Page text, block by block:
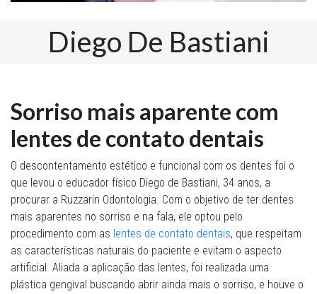
Diego De Bastiani
Sorriso mais aparente com
lentes de contato dentais
O descontentamento estético e funcional com os dentes foi o
que levou o educador físico Diego de Bastiani, 34 anos, a
procurar a Ruzzarin Odontologia. Com o objetivo de ter dentes
mais aparentes no sorriso e na fala, ele optou pelo
procedimento com as lentes de contato dentais, que respeitam
as características naturais do paciente e evitam o aspecto
artificial. Aliada a aplicação das lentes, foi realizada uma
plástica gengival buscando abrir ainda mais o sorriso, e houve o